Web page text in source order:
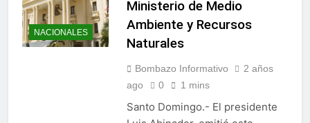
NACIONALES
Ministerio de Medio
Ambiente y Recursos
Naturales
Bombazo Informativo
2 años
ago
0 1 mins
Santo Domingo.- El presidente